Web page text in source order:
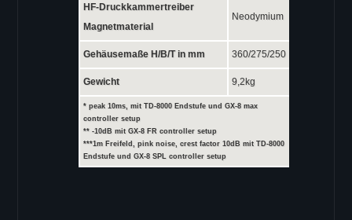
EL-15
DOWNLOADS
VERTRIEB
HF-Druckkammertreiber
Magnetmaterial
Neodymium
Gehäusemaße H/B/T in mm 360/275/250
Gewicht 9,2kg
* peak 10ms, mit TD-8000 Endstufe und GX-8 max
controller setup
** -10dB mit GX-8 FR controller setup
***1m Freifeld, pink noise, crest factor 10dB mit TD-8000
Endstufe und GX-8 SPL controller setup